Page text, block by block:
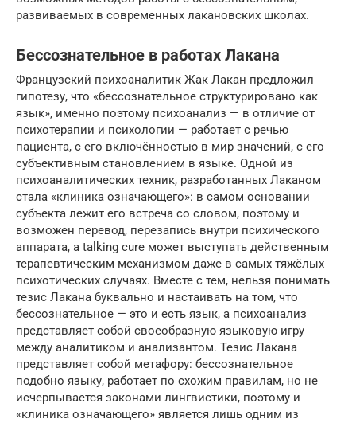
развиваемых в современных лакановских школах.
Бессознательное в работах Лакана
Французский психоаналитик Жак Лакан предложил
гипотезу, что «бессознательное структурировано как
язык», именно поэтому психоанализ — в отличие от
психотерапии и психологии — работает с речью
пациента, с его включённостью в мир значений, с его
субъективным становлением в языке. Одной из
психоаналитических техник, разработанных Лаканом
стала «клиника означающего»: в самом основании
субъекта лежит его встреча со словом, поэтому и
возможен перевод, перезапись внутри психического
аппарата, а talking cure может выступать действенным
терапевтическим механизмом даже в самых тяжёлых
психотических случаях. Вместе с тем, нельзя понимать
тезис Лакана буквально и настаивать на том, что
бессознательное — это и есть язык, а психоанализ
представляет собой своеобразную языковую игру
между аналитиком и анализантом. Тезис Лакана
представляет собой метафору: бессознательное
подобно языку, работает по схожим правилам, но не
исчерпывается законами лингвистики, поэтому и
«клиника означающего» является лишь одним из